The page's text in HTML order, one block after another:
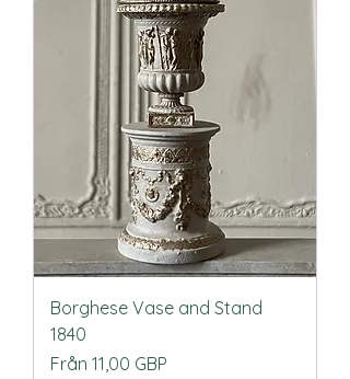
Borghese Vase and Stand
1840
Från 11,00 GBP
Reapris